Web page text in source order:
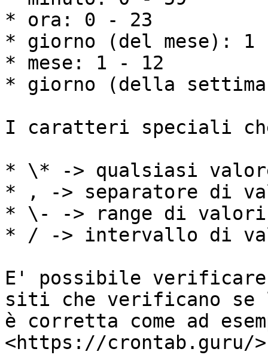
* ora: 0 - 23
* giorno (del mese): 1
* mese: 1 - 12
* giorno (della
I caratteri speciali
* \* -> qualsiasi
* , -> separatore di
* \- -> range di valori
* / -> intervallo di
E' possibile verificare
siti che verificano se
è corretta come ad
<https://crontab.guru/